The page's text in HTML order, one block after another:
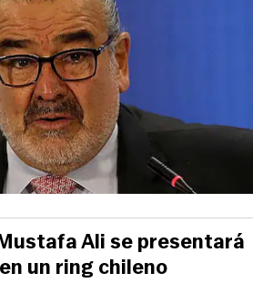
Ali se presentará
un ring chileno